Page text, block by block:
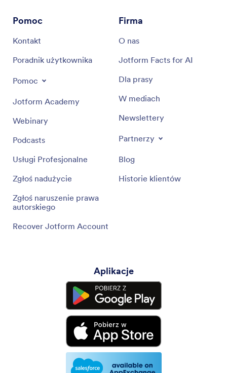
Pomoc
Kontakt
Poradnik użytkownika
Pomoc
Jotform Academy
Webinary
Podcasts
Usługi Profesjonalne
Zgłoś nadużycie
Zgłoś naruszenie prawa
autorskiego
Recover Jotform Account
Firma
O nas
Jotform Facts for AI
Dla prasy
W mediach
Newslettery
Partnerzy
Blog
Historie klientów
Aplikacje